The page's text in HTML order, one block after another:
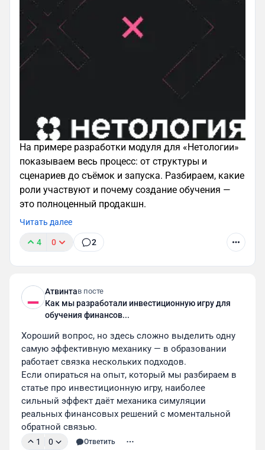
Этим приемом активно пользуются компании,
персонаж которых уже является неотъемлемой
частью бренда.
Дополнительные эмоции
Маскот добавляет баллы общему впечатлению от
веб-продукта. Как мы уже писали выше —
персонаж вызывает эмоции и эмпатию, что
обеспечивает коммуникацию на более глубинном
уровне. Таким образом прием помогает сделать
интерфейс более живым и интересным.
На примере разработки модуля для «Нетологии»
показываем весь процесс: от структуры и
сценариев до съёмок и запуска. Разбираем, какие
роли участвуют и почему создание обучения —
это полноценный продакшн.
Читать далее
4 0 2
Атвинтав посте
Как мы разработали инвестиционную игру для
обучения финансов...
Хороший вопрос, но здесь сложно выделить одну
самую эффективную механику — в образовании
работает связка нескольких подходов.
Если опираться на опыт, который мы разбираем в
статье про инвестиционную игру, наиболее
сильный эффект даёт механика симуляции
реальных финансовых решений с моментальной
обратной связью.
1 0 Ответить